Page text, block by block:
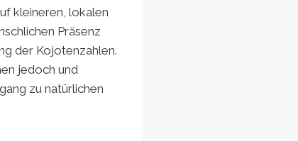
kleineren, lokalen
Präsenz
der Kojotenzahlen.
jedoch und
zu natürlichen